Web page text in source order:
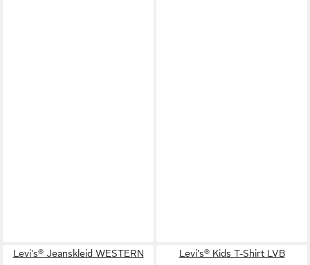
Levi's® Jeanskleid WESTERN
Levi's® Kids T-Shirt LVB